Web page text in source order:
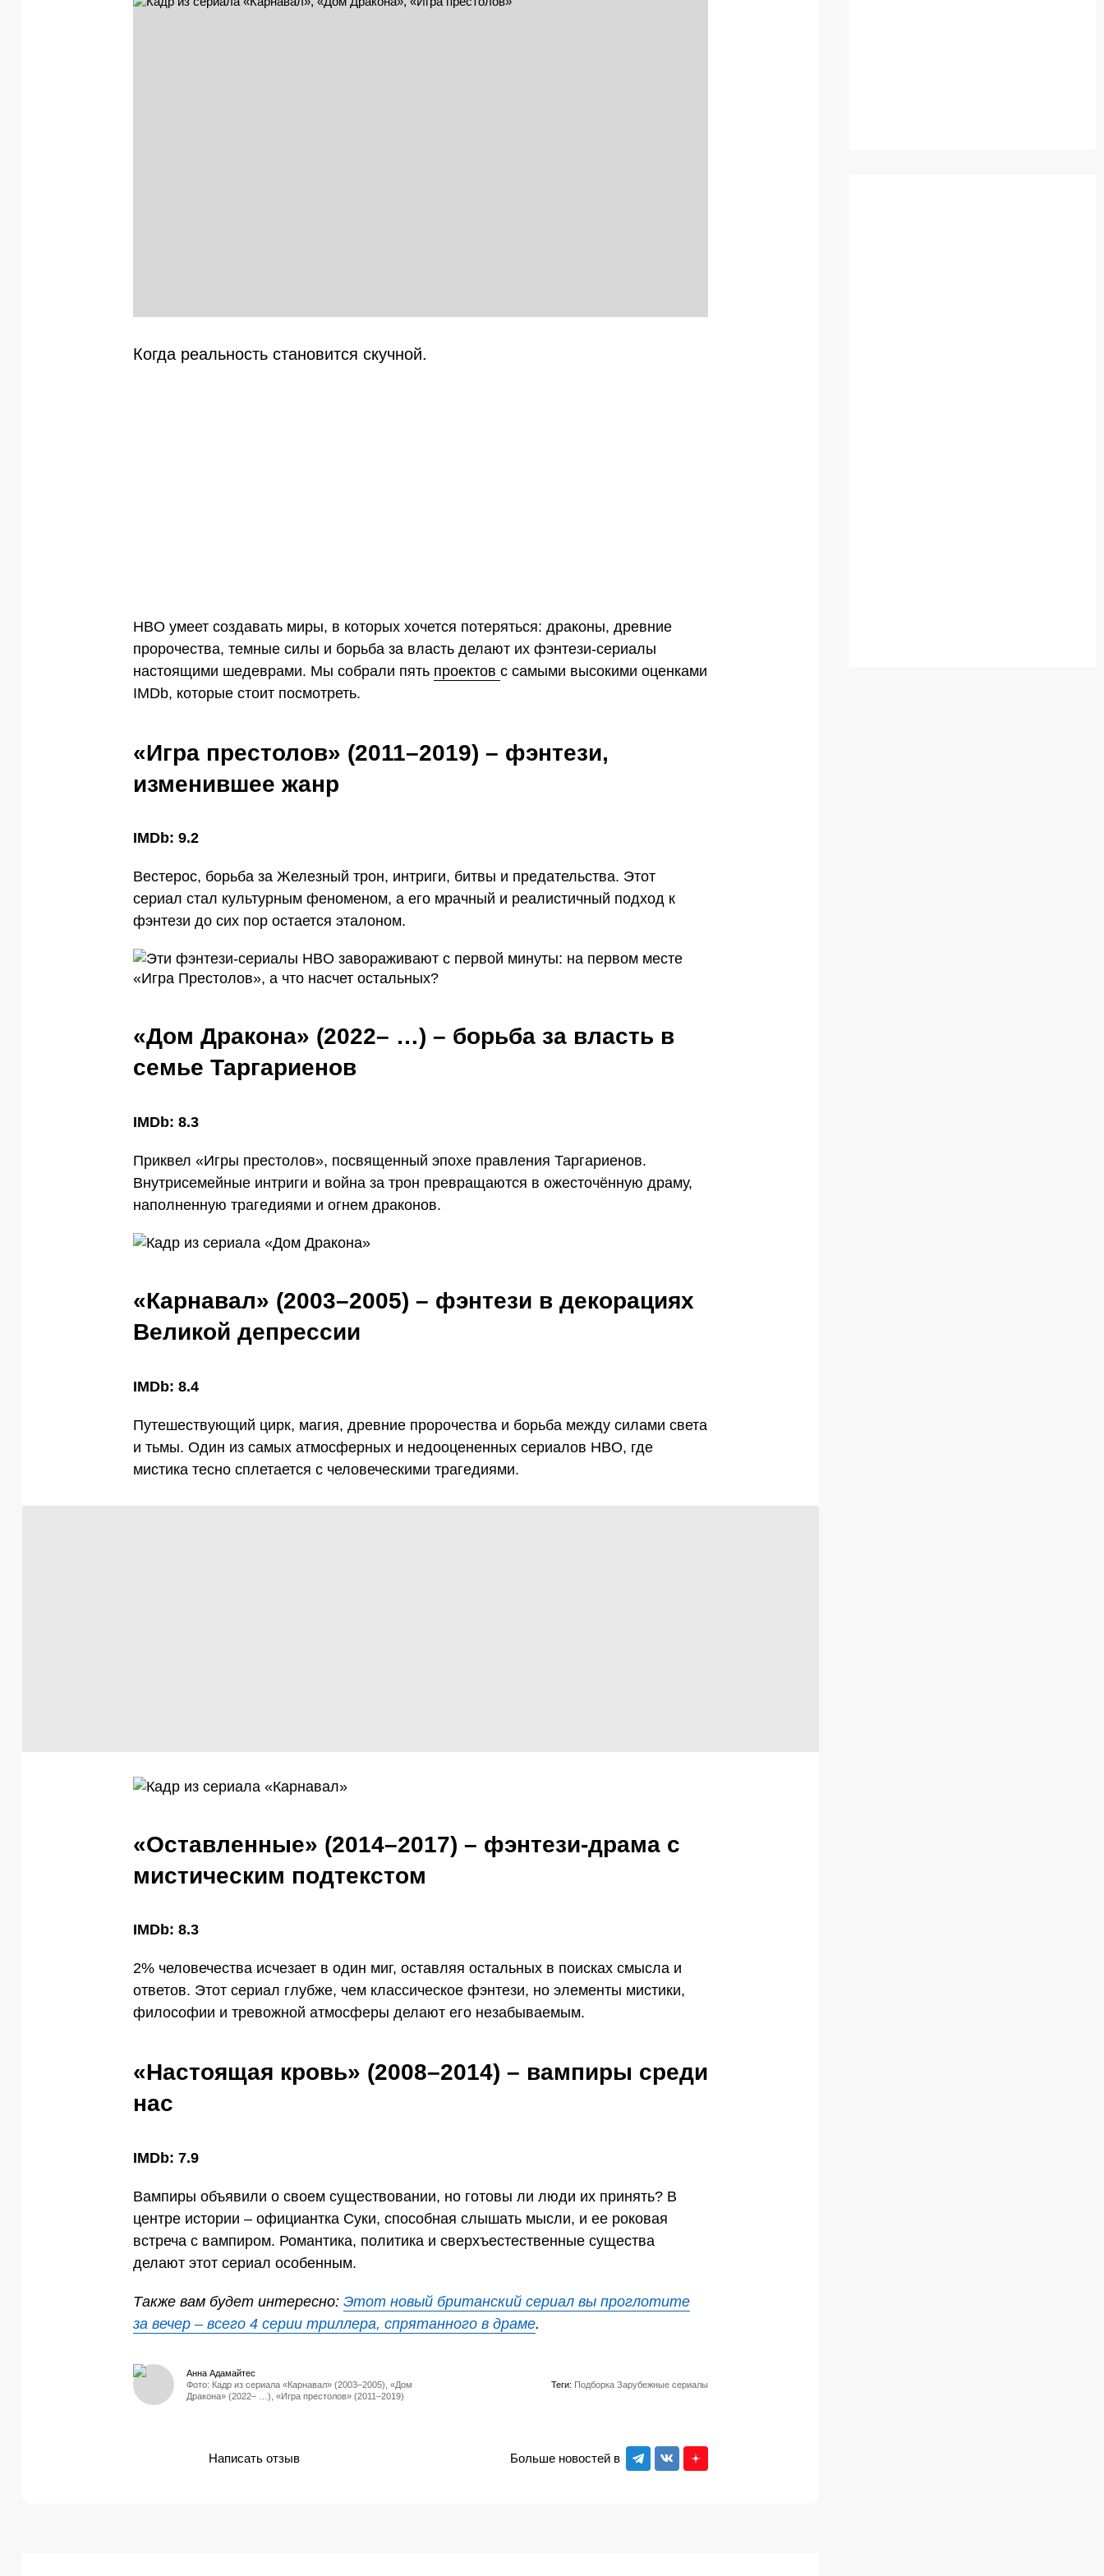
Когда реальность становится скучной.
HBO умеет создавать миры, в которых хочется потеряться: драконы, древние
пророчества, темные силы и борьба за власть делают их фэнтези-сериалы
настоящими шедеврами. Мы собрали пять проектов с самыми высокими оценками
IMDb, которые стоит посмотреть.
«Игра престолов» (2011–2019) – фэнтези,
изменившее жанр
IMDb: 9.2
Вестерос, борьба за Железный трон, интриги, битвы и предательства. Этот
сериал стал культурным феноменом, а его мрачный и реалистичный подход к
фэнтези до сих пор остается эталоном.
«Дом Дракона» (2022– …) – борьба за власть в
семье Таргариенов
IMDb: 8.3
Приквел «Игры престолов», посвященный эпохе правления Таргариенов.
Внутрисемейные интриги и война за трон превращаются в ожесточённую драму,
наполненную трагедиями и огнем драконов.
«Карнавал» (2003–2005) – фэнтези в декорациях
Великой депрессии
IMDb: 8.4
Путешествующий цирк, магия, древние пророчества и борьба между силами света
и тьмы. Один из самых атмосферных и недооцененных сериалов HBO, где
мистика тесно сплетается с человеческими трагедиями.
«Оставленные» (2014–2017) – фэнтези-драма с
мистическим подтекстом
IMDb: 8.3
2% человечества исчезает в один миг, оставляя остальных в поисках смысла и
ответов. Этот сериал глубже, чем классическое фэнтези, но элементы мистики,
философии и тревожной атмосферы делают его незабываемым.
«Настоящая кровь» (2008–2014) – вампиры среди
нас
IMDb: 7.9
Вампиры объявили о своем существовании, но готовы ли люди их принять? В
центре истории – официантка Суки, способная слышать мысли, и ее роковая
встреча с вампиром. Романтика, политика и сверхъестественные существа
делают этот сериал особенным.
Также вам будет интересно: Этот новый британский сериал вы проглотите
за вечер – всего 4 серии триллера, спрятанного в драме.
Фото: Кадр из сериала «Карнавал» (2003–2005), «Дом
Дракона» (2022– …), «Игра престолов» (2011–2019)
Анна Адамайтес
Теги: Подборка Зарубежные сериалы
Больше новостей в
Написать отзыв